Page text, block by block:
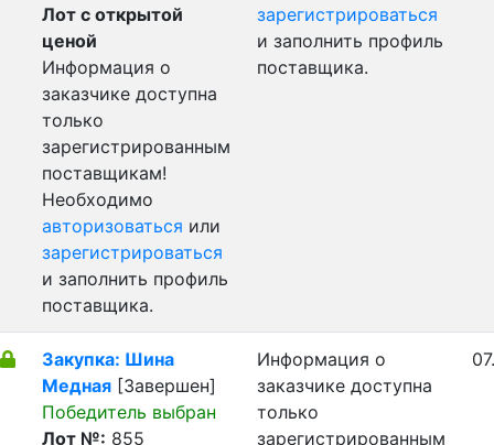
Лот с открытой
ценой
Информация о
заказчике доступна
только
зарегистрированным
поставщикам!
Необходимо
авторизоваться или
зарегистрироваться
и заполнить профиль
поставщика.
зарегистрироваться
и заполнить профиль
поставщика.
Закупка: Шина
Медная [Завершен]
Победитель выбран
Лот №: 855
Информация о
заказчике доступна
только
зарегистрированным